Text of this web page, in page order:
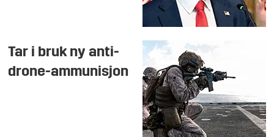
Tar i bruk ny anti-
drone-ammunisjon